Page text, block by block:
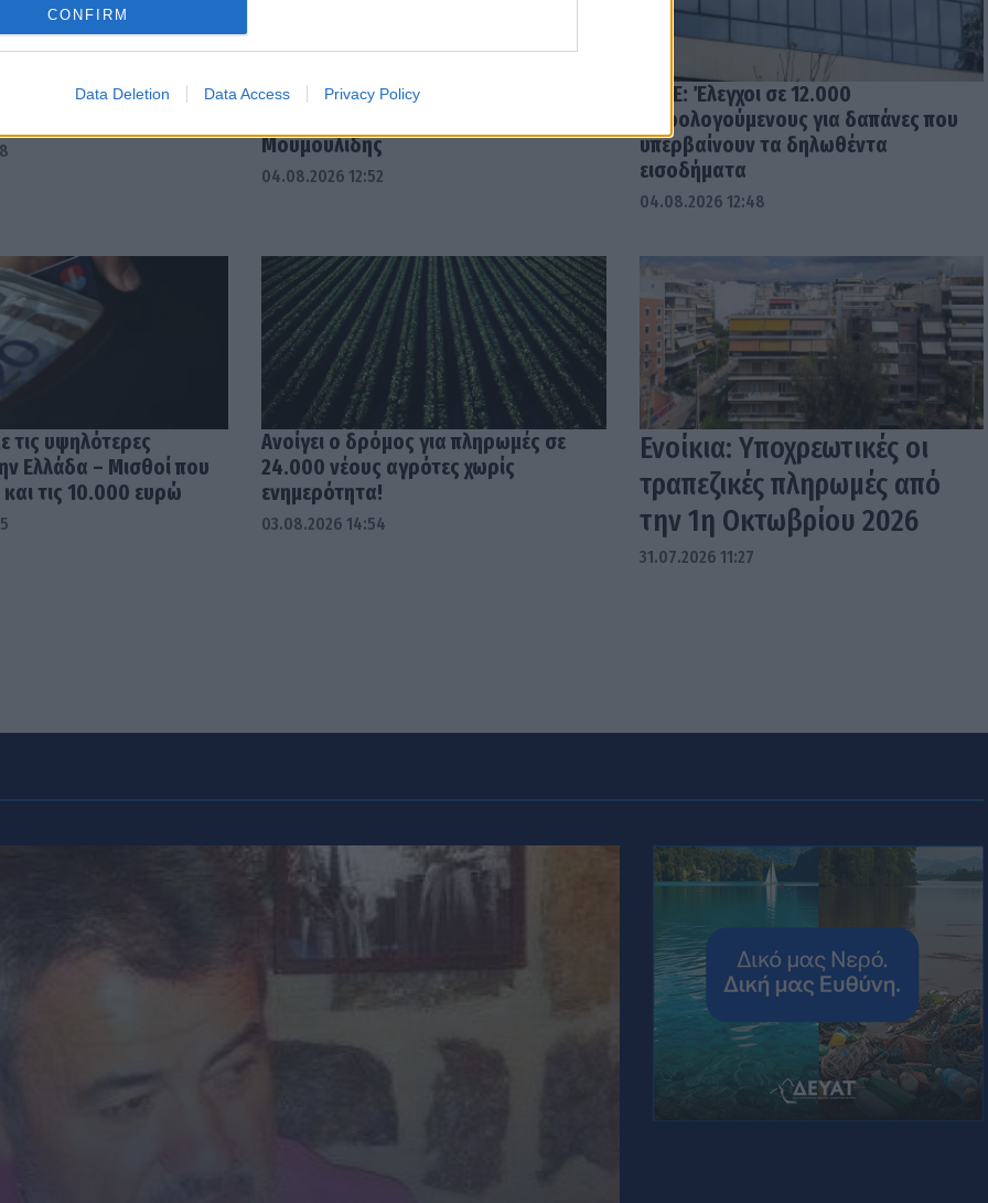
CONFIRM
Data Deletion Data Access Privacy Policy
από ΔΥΠΑ και e-ΕΦΚΑ την
Τρίπολη: ΕΚΚΛΗΣΙΑΖΟΥΣΕΣ του
Μουμουλίδης
04.08.2026 12:52
ΑΑΔΕ: Έλεγχοι σε 12.000
φορολογούμενους για δαπάνες που
υπερβαίνουν τα δηλωθέντα
εισοδήματα
04.08.2026 12:48
τις υψηλότερες
Ελλάδα – Μισθοί που
τις 10.000 ευρώ
Ανοίγει ο δρόμος για πληρωμές σε
24.000 νέους αγρότες χωρίς
ενημερότητα!
03.08.2026 14:54
Ενοίκια: Υποχρεωτικές οι
τραπεζικές πληρωμές από
την 1η Οκτωβρίου 2026
31.07.2026 11:27